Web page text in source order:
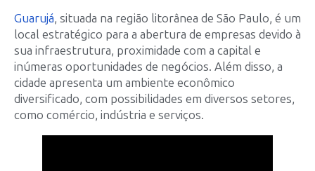
Guarujá, situada na região litorânea de São Paulo, é um
local estratégico para a abertura de empresas devido à
sua infraestrutura, proximidade com a capital e
inúmeras oportunidades de negócios. Além disso, a
cidade apresenta um ambiente econômico
diversificado, com possibilidades em diversos setores,
como comércio, indústria e serviços.